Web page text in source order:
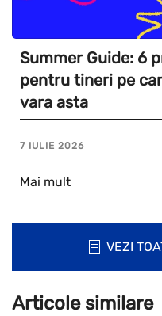
Summer Guide: 6
pentru tineri pe
vara asta
7 IULIE 2026
Mai mult
VEZI
Articole similare